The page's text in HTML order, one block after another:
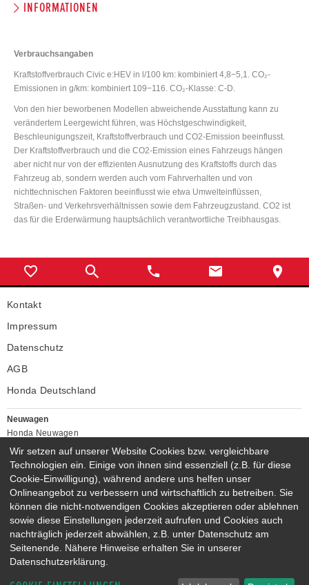
INFORMATIONEN
Verbrauchsangaben
Kraftstoffverbrauch Civic e:HEV in l/100 km: kombiniert 4,8−5,1. CO₂-
Emissionen in g/km: kombiniert 109−116. CO₂-Klasse: C-D.
Von den hier beworbenen Modellen abweichende Ausstattung kann zu
verändertem Leergewicht führen, was Höchstgeschwindigkeit,
Beschleunigungszeit, Kraftstoffverbrauch und CO2-Emission beeinflusst.
Der Kraftstoffverbrauch und die CO2-Emission eines Fahrzeugs hängen
aber nicht nur von der effizienten Ausnutzung des Kraftstoffs durch das
Fahrzeug ab, sondern werden auch vom Fahrverhalten und von
nichttechnischen Faktoren beeinflusst wie etwa Umwelteinflüssen,
Straßen- und Verkehrsverhältnissen sowie dem Fahrzeugzustand. CO2 ist
das für die Erderwärmung hauptsächlich verantwortliche Treibhausgas.
Kontakt
Impressum
Datenschutz
AGB
Honda Deutschland
Neuwagen
Honda Neuwagen
Gebrauchtwagen
Honda Gebrauchtwagen
Honda Vorführwagen
Gesamtbestand
NEUWAGENMODELLE
HONDA NSX
HONDA JAZZ E:HEV
HONDA CIVIC E:HEV
HONDA PRELUDE E:HEV
HONDA HR-V E:HEV
Wir setzen auf unserer Website Cookies bzw. vergleichbare
Technologien ein. Einige von ihnen sind essenziell (z.B. für diese
Cookie-Einwilligung), während andere uns helfen unser
Onlineangebot zu verbessern und wirtschaftlich zu betreiben. Sie
können die nicht-notwendigen Cookies akzeptieren oder ablehnen
sowie diese Einstellungen jederzeit aufrufen und Cookies auch
nachträglich jederzeit abwählen, z.B. unter Datenschutz am
Seitenende. Nähere Hinweise erhalten Sie in unserer
Datenschutzerklärung.